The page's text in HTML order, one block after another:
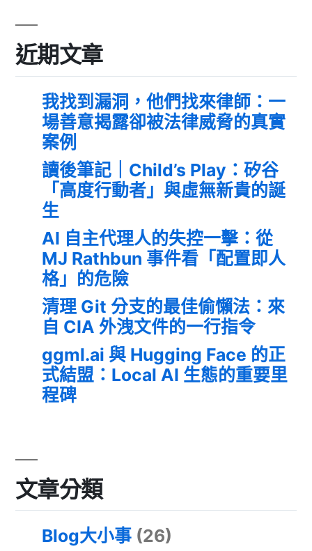
近期文章
我找到漏洞，他們找來律師：一
場善意揭露卻被法律威脅的真實
案例
讀後筆記｜Child’s Play：矽谷
「高度行動者」與虛無新貴的誕
生
AI 自主代理人的失控一擊：從
MJ Rathbun 事件看「配置即人
格」的危險
清理 Git 分支的最佳偷懶法：來
自 CIA 外洩文件的一行指令
ggml.ai 與 Hugging Face 的正
式結盟：Local AI 生態的重要里
程碑
文章分類
Blog大小事 (26)